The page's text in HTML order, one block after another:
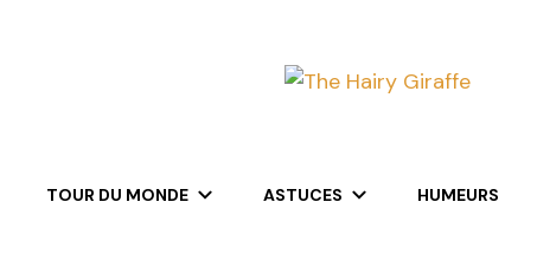
TOUR DU MONDE ASTUCES HUMEURS